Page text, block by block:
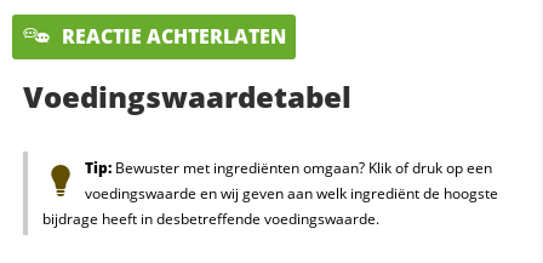
REACTIE ACHTERLATEN
Voedingswaardetabel
Tip:Bewuster met ingrediënten omgaan? Klik of druk op een
voedingswaarde en wij geven aan welk ingrediënt de hoogste
bijdrage heeft in desbetreffende voedingswaarde.